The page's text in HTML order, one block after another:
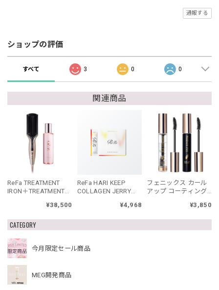
CATEGORY
今月限定セール商品
MEG開発商品
通報する
ショップの評価
すべて 3 0 0
関連商品
ReFa TREATMENT
IRON＋TREATMENT
トリートメントアイ
¥38,500
ReFa HARI KEEP
COLLAGEN JERRY
ラーゲンゼリー¥4,968
フェニックス カール
アップ コーティング
¥3,850